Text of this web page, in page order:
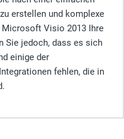
erstellen und komplexe
Visio 2013 Ihre
Sie jedoch, dass es sich
einige der
fehlen, die in